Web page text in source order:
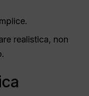
realistica, non